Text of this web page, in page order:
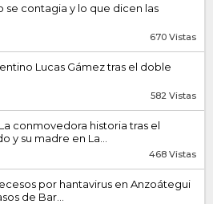
se contagia y lo que dicen las
670 Vistas
Lucas Gámez tras el doble
582 Vistas
conmovedora historia tras el
y su madre en La...
468 Vistas
por hantavirus en Anzoátegui
de Bar...